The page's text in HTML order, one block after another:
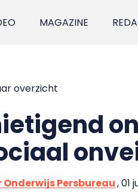
MAGAZINE
overzicht
Onderwijs Persbureau, 01